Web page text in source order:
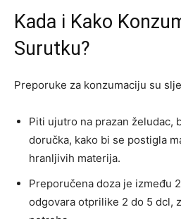
Kada i Kako
Surutku?
Preporuke za konzumaciju su
Piti ujutro na prazan želudac,
doručka, kako bi se postigla
hranljivih materija.
Preporučena doza je između
odgovara otprilike 2 do 5 dcl,